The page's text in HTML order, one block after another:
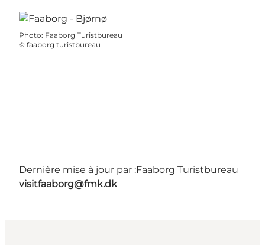
Photo: Faaborg Turistbureau
© faaborg turistbureau
Dernière mise à jour par :Faaborg Turistbureau
visitfaaborg@fmk.dk